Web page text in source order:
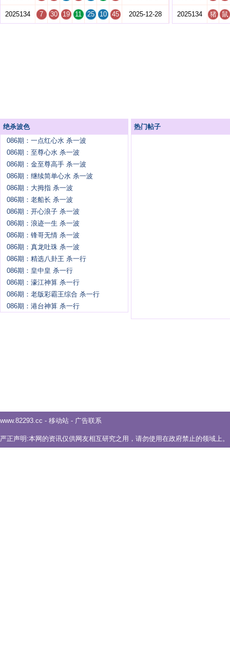
2025134 7 30 19 11 25 10 45 2025-12-28 2025134 猪 鼠
绝杀波色
086期：一点红心水 杀一波
086期：至尊心水 杀一波
086期：金至尊高手 杀一波
086期：继续简单心水 杀一波
086期：大拇指 杀一波
086期：老船长 杀一波
086期：开心浪子 杀一波
086期：浪迹一生 杀一波
086期：锋哥无情 杀一波
086期：真龙吐珠 杀一波
086期：精选八卦王 杀一行
086期：皇中皇 杀一行
086期：濠江神算 杀一行
086期：老版彩霸王综合 杀一行
086期：港台神算 杀一行
热门帖子
www.82293.cc - 移动站 - 广告联系
严正声明:本网的资讯仅供网友相互研究之用，请勿使用在政府禁止的领域上。